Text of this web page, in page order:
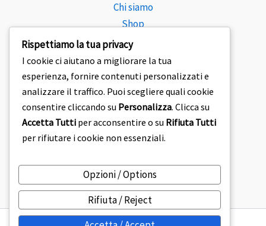
Chi siamo
Shop
Consulenza
Blog
Vista
Trova Oculista
Lenti a Contatto
F1 Sunglasses
Rispettiamo la tua privacy
I cookie ci aiutano a migliorare la tua
esperienza, fornire contenuti personalizzati e
analizzare il traffico. Puoi scegliere quali cookie
consentire cliccando su Personalizza. Clicca su
Accetta Tutti per acconsentire o su Rifiuta Tutti
per rifiutare i cookie non essenziali.
Opzioni / Options
Rifiuta / Reject